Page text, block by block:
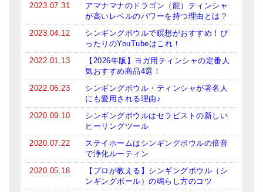
神々とつながるジュエリー
ヒーリング・マンダラポスター
ロゴステッカー・ポストカード各種
亡命チベット人尼僧のお守り・チャーム
チベット・マントラ・ヒーリングCD
シンギングボウル講座
初級講座
2023.07.31
アマナマナのドラゴン（龍）ティンシャ
が高いレベルのパワーを持つ理由とは？
2023.04.12
シンギングボウルで瞑想がおすすめ！ぴ
ったりのYouTubeはこれ！
2022.01.13
【2026年版】ヨガ用ティンシャの定番人
気おすすめ商品4選！
2022.06.23
シンギングボウル・ティンシャが著名人
にも愛用される理由♪
2020.09.10
シンギングボウルはセラピストの新しい
ヒーリングツール
2020.07.22
ステイホームはシンギングボウルの倍音
で浄化ルーティン
2020.05.18
【プロが教える】シンギングボウル（シ
ンギングボール）の鳴らし方のコツ